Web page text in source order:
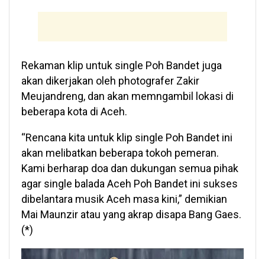
Rekaman klip untuk single Poh Bandet juga
akan dikerjakan oleh photografer Zakir
Meujandreng, dan akan memngambil lokasi di
beberapa kota di Aceh.
“Rencana kita untuk klip single Poh Bandet ini
akan melibatkan beberapa tokoh pemeran.
Kami berharap doa dan dukungan semua pihak
agar single balada Aceh Poh Bandet ini sukses
dibelantara musik Aceh masa kini,” demikian
Mai Maunzir atau yang akrap disapa Bang Gaes.
(*)